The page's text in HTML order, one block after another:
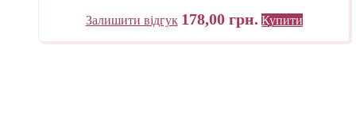
Залишити відгук 178,00 грн. Купити